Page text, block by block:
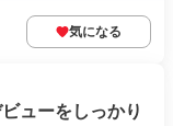
気になる
ューをしっかり